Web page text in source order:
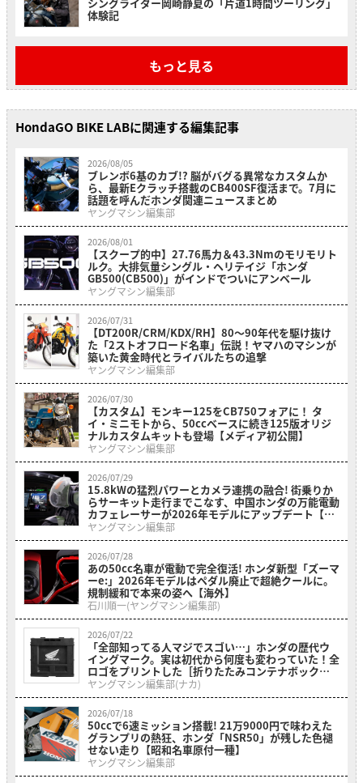
体験記
もっと見る
HondaGO BIKE LABに関連する編集記事
2026/08/05
ブレンボ6基のカブ!? 脳がバグる異常なカスタムか
ら、最新Eクラッチ搭載のCB400SF復活まで。7月に
話題を呼んだホンダ関連ニュースまとめ
ヤングマシン編集部
2026/08/01
【スクープ的中】27.76馬力＆43.3Nmのモリモリト
ルク。大排気量シングル・ヘリテイジ「ホンダ
GB500(CB500)」がインドでついにアンベール
ヤングマシン編集部
2026/07/31
【DT200R/CRM/KDX/RH】80〜90年代を駆け抜け
た「2ストオフロード名車」伝説！ヤマハのマシンが
築いた黄金時代とライバルたちの追撃
ヤングマシン編集部
2026/07/30
【カスタム】モンキー125をCB750フォアに！ タ
イ・ミニモトから、50ccベースに続き125版オリジ
ナルカスタムキットも登場【メディア初公開】
ヤングマシン編集部
2026/07/29
15.8kWの猛烈パワーとカメラ連携の融合! 街乗りか
らサーキット走行までこなす、中国ホンダの万能電動
カフェレーサーが2026年モデルにアップデート【海
外】
ヤングマシン編集部
2026/07/28
あの50cc名車が電動で完全復活! ホンダ新型「ズーマ
ーe:」2026年モデルはペダル廃止で超絶クールに。
規制緩和で本来の姿へ【海外】
石川順一(ヤングマシン編集部)
2026/07/22
「全部知ってる人マジでスゴい…」ホンダの歴代ウ
イングマーク。実は初代から何度も変わっていた！全
ロゴをプリントした［折りたたみコンテナボックス
ホンダウィングヒストリー］
ヤングマシン編集部(ナカ)
2026/07/18
50ccで6速ミッション搭載! 21万9000円で味わえた
グランプリの熱狂、ホンダ「NSR50」が残した色褪
せない走り【昭和名車原付一種】
ヤングマシン編集部